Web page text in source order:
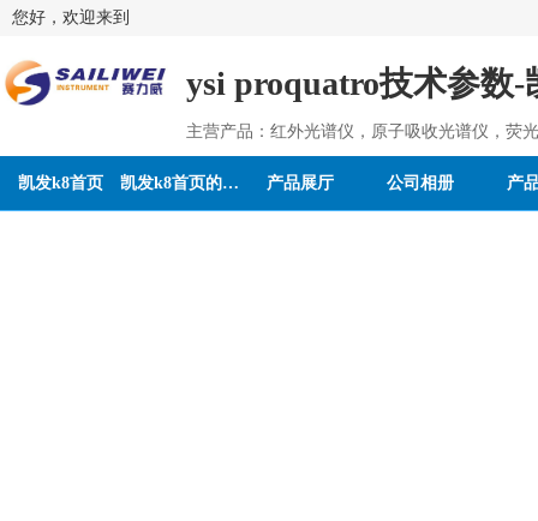
您好，欢迎来到
ysi proquatro技术参数-
主营产品：红外光谱仪，原子吸收光谱仪，荧
凯发k8首页 凯发k8首页的介绍 产品展厅 公司相册 产